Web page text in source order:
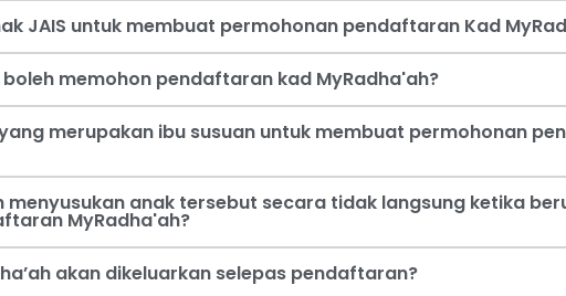
JAIS untuk membuat permohonan pendaftaran Kad
memohon pendaftaran kad MyRadha'ah?
merupakan ibu susuan untuk membuat permohonan
anak tersebut secara tidak langsung ketika
MyRadha'ah?
akan dikeluarkan selepas pendaftaran?